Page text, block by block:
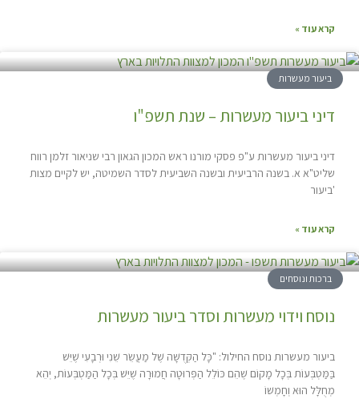
קרא עוד »
ביעור מעשרות
דיני ביעור מעשרות – שנת תשפ"ו
דיני ביעור מעשרות ע"פ פסקי מורנו ראש המכון הגאון רבי שניאור זלמן רווח
שליט"א א. בשנה הרביעית ובשנה השביעית לסדר השמיטה, יש לקיים מצות
'ביעור
קרא עוד »
ברכות ונוסחים
נוסח וידוי מעשרות וסדר ביעור מעשרות
ביעור מעשרות נוסח החילול: "כָּל הַקְּדֻשָּׁה שֶׁל מַעֲשֵׂר שֵׁנִי וּרְבָעִי שֶׁיֵּשׁ
בַּמַּטְבְּעוֹת בְּכָל מָקוֹם שֶׁהֵם כּוֹלֵל הַפְּרוּטָה חֲמוּרָה שֶׁיֵּשׁ בְּכָל הַמַּטְבְּעוֹת, יְהֵא
מְחֻלָּל הוּא וְחָמְשׁוֹ